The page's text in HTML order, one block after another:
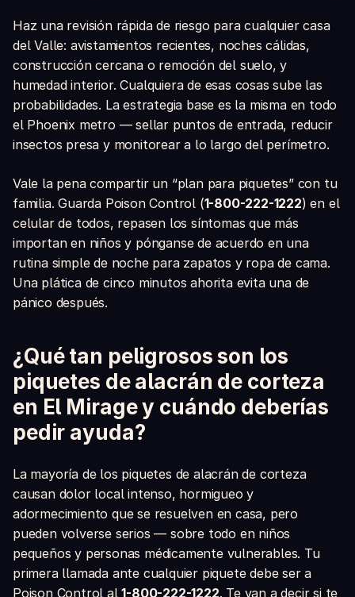
Haz una revisión rápida de riesgo para cualquier casa
del Valle: avistamientos recientes, noches cálidas,
construcción cercana o remoción del suelo, y
humedad interior. Cualquiera de esas cosas sube las
probabilidades. La estrategia base es la misma en todo
el Phoenix metro — sellar puntos de entrada, reducir
insectos presa y monitorear a lo largo del perímetro.
Vale la pena compartir un “plan para piquetes” con tu
familia. Guarda Poison Control (1-800-222-1222) en el
celular de todos, repasen los síntomas que más
importan en niños y pónganse de acuerdo en una
rutina simple de noche para zapatos y ropa de cama.
Una plática de cinco minutos ahorita evita una de
pánico después.
¿Qué tan peligrosos son los
piquetes de alacrán de corteza
en El Mirage y cuándo deberías
pedir ayuda?
La mayoría de los piquetes de alacrán de corteza
causan dolor local intenso, hormigueo y
adormecimiento que se resuelven en casa, pero
pueden volverse serios — sobre todo en niños
pequeños y personas médicamente vulnerables. Tu
primera llamada ante cualquier piquete debe ser a
Poison Control al1-800-222-1222. Te van a decir si te